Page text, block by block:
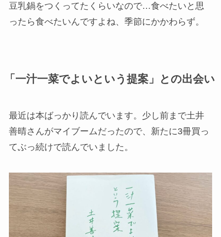
豆乳鍋をつくってたくらいなので…食べたいと思
ったら食べたいんですよね、季節にかかわらず。
「一汁一菜でよいという提案」との出会い
最近は本ばっかり読んでいます。少し前まで土井
善晴さんがマイブームだったので、新たに3冊買っ
てぶっ続けで読んでいました。